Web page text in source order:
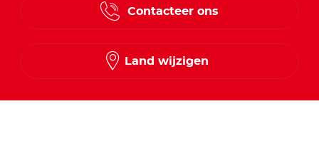
Contacteer ons
Land wijzigen